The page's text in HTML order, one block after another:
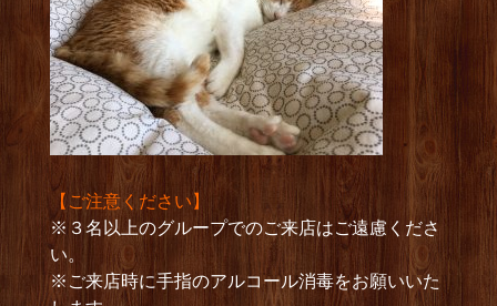
【ご注意ください】
※３名以上のグループでのご来店はご遠慮くださ
い。
※ご来店時に手指のアルコール消毒をお願いいた